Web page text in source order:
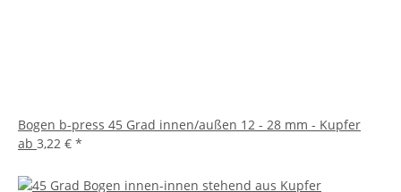
Bogen b-press 45 Grad innen/außen 12 - 28 mm - Kupfer
ab 3,22 € *